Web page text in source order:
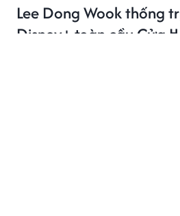
Lee Dong Wook thống
Disney+ toàn cầu Cửa